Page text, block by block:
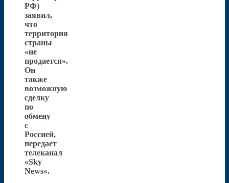
РФ)
заявил,
что
территория
страны
«не
продается».
Он
также
возможную
сделку
по
обмену
с
Россией,
передает
телеканал
«Sky
News«.